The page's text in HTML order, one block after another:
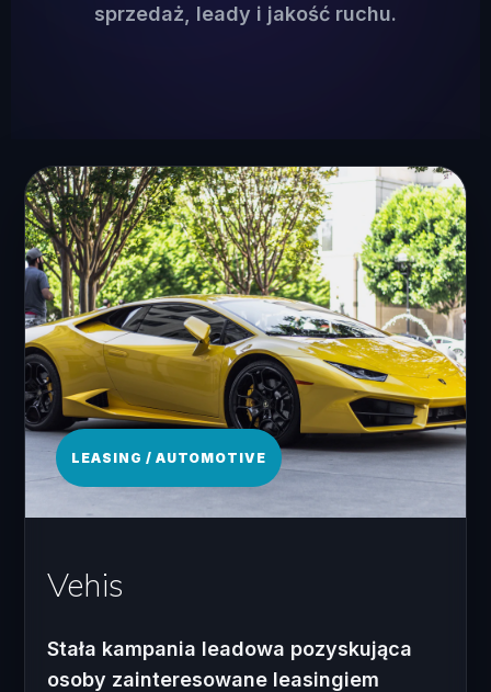
sprzedaż, leady i jakość ruchu.
LEASING / AUTOMOTIVE
Vehis
Stała kampania leadowa pozyskująca
osoby zainteresowane leasingiem